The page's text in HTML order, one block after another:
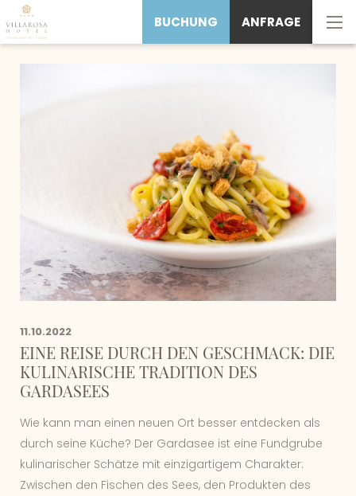
BUCHUNG ANFRAGE
11.10.2022
EINE REISE DURCH DEN GESCHMACK: DIE
KULINARISCHE TRADITION DES
GARDASEES
Wie kann man einen neuen Ort besser entdecken als
durch seine Küche? Der Gardasee ist eine Fundgrube
kulinarischer Schätze mit einzigartigem Charakter:
Zwischen den Fischen des Sees, den Produkten des